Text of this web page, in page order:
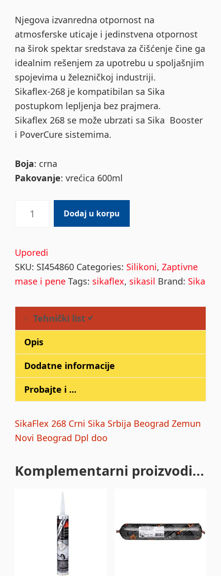
Njegova izvanredna otpornost na
atmosferske uticaje i jedinstvena otpornost
na širok spektar sredstava za čišćenje čine ga
idealnim rešenjem za upotrebu u spoljašnjim
spojevima u železničkoj industriji.
Sikaflex-268 je kompatibilan sa Sika
postupkom lepljenja bez prajmera.
Sikaflex 268 se može ubrzati sa Sika Booster
i PoverCure sistemima.
Boja: crna
Pakovanje: vrećica 600ml
600ml
quantity
Dodaj u korpu
Uporedi
SKU: SI454860 Categories: Silikoni, Zaptivne
mase i pene Tags: sikaflex, sikasil Brand: Sika
Tehnički list
Opis
Dodatne informacije
Probajte i ...
SikaFlex 268 Crni Sika Srbija Beograd Zemun
Novi Beograd Dpl doo
Komplementarni proizvodi...